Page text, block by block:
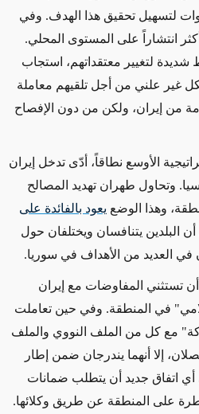
لتسهيل تحقيق هذا الهدف. وفي
أكثر انتشاراً على المستوى المحلي.
شديدة لتغيير معتقداتهم، استجاب
غير علني من أجل تلقيهم معاملة
من إيران، ولكن من دون الإفصاح
الأوسع نطاقاً، أدّى تدخل إيران
وتحاول طهران تهديد المصالح
وهذا الوضع يعود بالفائدة على
أن البلدين يتنافسان ويختلفان حول
في العديد من الأهداف في سوريا.
أن تستثني المفاوضات مع إيران
في المنطقة. وفي حين تعاملت
مع كل من الملف النووي والملف
إلا أنهما يندرجان ضمن إطار
اتفاق جديد أن يتطلب ضمانات
على المنطقة عن طريق وكلائها.